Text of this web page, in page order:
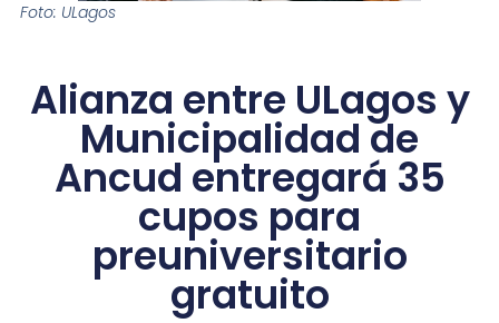
Foto: ULagos
Alianza entre ULagos y
Municipalidad de
Ancud entregará 35
cupos para
preuniversitario
gratuito